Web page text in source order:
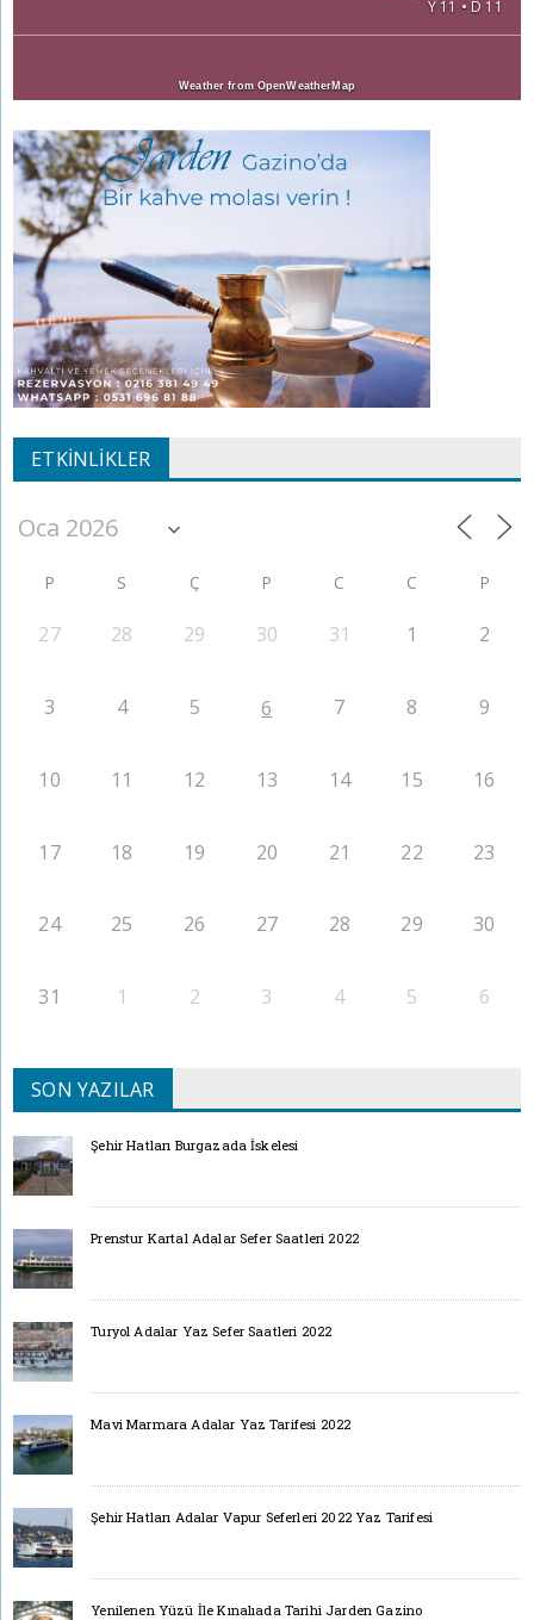
Y 11 • D 11
Weather from OpenWeatherMap
ETKINLIKLER
P S Ç P C C P
27 28 29 30 31 1 2
3 4 5 6 7 8 9
10 11 12 13 14 15 16
17 18 19 20 21 22 23
24 25 26 27 28 29 30
31 1 2 3 4 5 6
SON YAZILAR
Şehir Hatları Burgazada İskelesi
Prenstur Kartal Adalar Sefer Saatleri 2022
Turyol Adalar Yaz Sefer Saatleri 2022
Mavi Marmara Adalar Yaz Tarifesi 2022
Şehir Hatları Adalar Vapur Seferleri 2022 Yaz Tarifesi
Yenilenen Yüzü İle Kınalıada Tarihi Jarden Gazino